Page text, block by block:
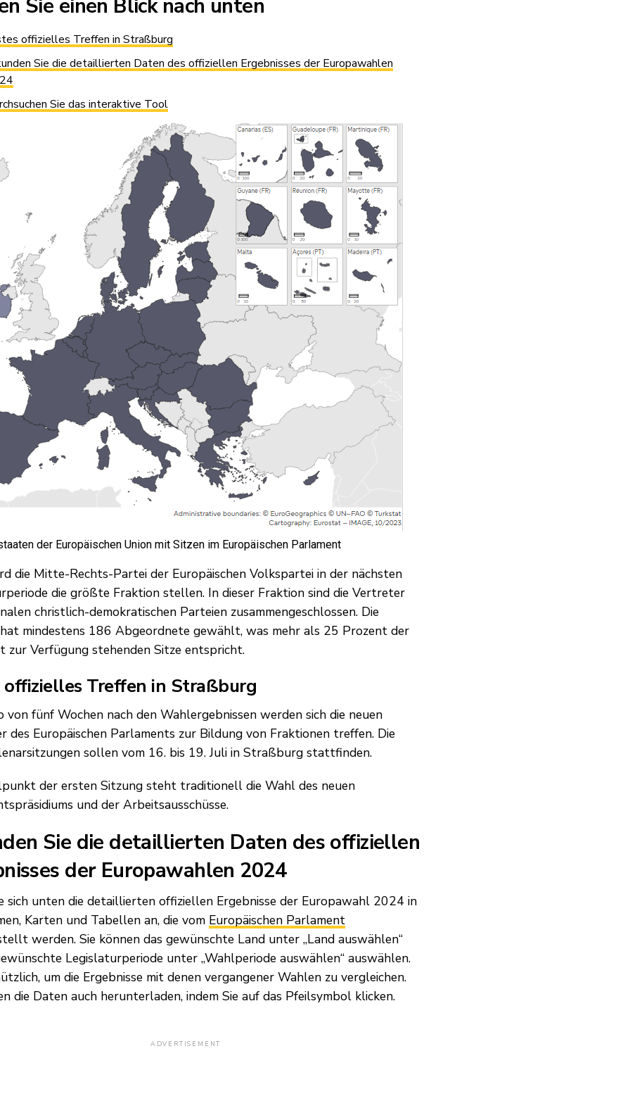
Sie einen Blick nach unten
offizielles Treffen in Straßburg
Sie die detaillierten Daten des offiziellen Ergebnisses der Europawahlen
Sie das interaktive Tool
der Europäischen Union mit Sitzen im Europäischen Parlament
die Mitte-Rechts-Partei der Europäischen Volkspartei in der nächsten
die größte Fraktion stellen. In dieser Fraktion sind die Vertreter
christlich-demokratischen Parteien zusammengeschlossen. Die
mindestens 186 Abgeordnete gewählt, was mehr als 25 Prozent der
zur Verfügung stehenden Sitze entspricht.
offizielles Treffen in Straßburg
von fünf Wochen nach den Wahlergebnissen werden sich die neuen
des Europäischen Parlaments zur Bildung von Fraktionen treffen. Die
sollen vom 16. bis 19. Juli in Straßburg stattfinden.
der ersten Sitzung steht traditionell die Wahl des neuen
und der Arbeitsausschüsse.
Sie die detaillierten Daten des offiziellen
der Europawahlen 2024
sich unten die detaillierten offiziellen Ergebnisse der Europawahl 2024 in
Karten und Tabellen an, die vom Europäischen Parlament
werden. Sie können das gewünschte Land unter „Land auswählen“
Legislaturperiode unter „Wahlperiode auswählen“ auswählen.
um die Ergebnisse mit denen vergangener Wahlen zu vergleichen.
die Daten auch herunterladen, indem Sie auf das Pfeilsymbol klicken.
ADVERTISEMENT